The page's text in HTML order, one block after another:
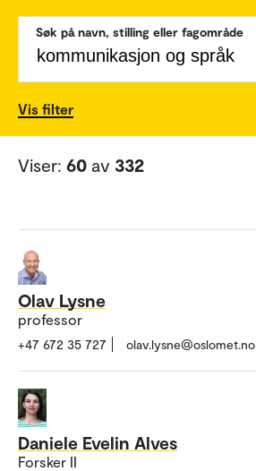
Søk på navn, stilling eller fagområde
Vis filter
Viser: 60 av 332
Olav Lysne
professor
+47 672 35 727 olav.lysne@oslomet.no
Daniele Evelin Alves
Forsker II